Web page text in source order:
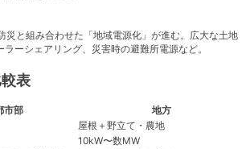
災と組み合わせた「地域電源化」が進む。広大な土地
ラーシェアリング、災害時の避難所電源など。
表
市部
地方
屋根＋野立て・農地
10kW〜数MW